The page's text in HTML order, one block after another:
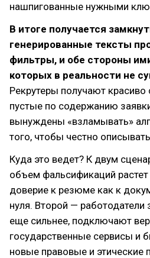
нашпигованные нужными
В итоге получается
генерированные тексты
фильтры, и обе стороны
которых в реальности не
Рекрутеры получают
пустые по содержанию
вынуждены «взламывать»
того, чтобы честно
Куда это ведет? К двум
объем фальсификаций растет
доверие к резюме как к
нуля. Второй — работодатели
еще сильнее, подключают
государственные сервисы и
новые правовые и этические